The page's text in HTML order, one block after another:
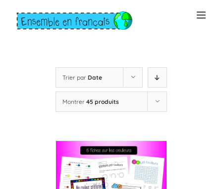
content
Trier par Date
Montrer 45 produits